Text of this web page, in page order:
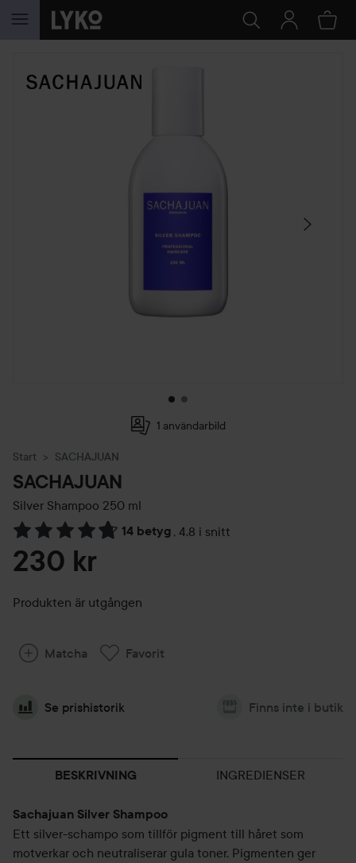
HOPPA TILL INNEHÅLLET
HOPPA ÖVER SEKTIONEN
1 användarbild
Start SACHAJUAN
SACHAJUAN
Silver Shampoo 250 ml
14 betyg , 4.8 i snitt
Hoppa till Betyg & kommentarer
230 kr
Produkten är utgången
Matcha Favorit
Se prishistorik Finns inte i butik
BESKRIVNING INGREDIENSER
Sachajuan Silver Shampoo
Ett silver-schampo som tillför pigment till håret som
motverkar och neutraliserar gula toner. Pigmenten ger